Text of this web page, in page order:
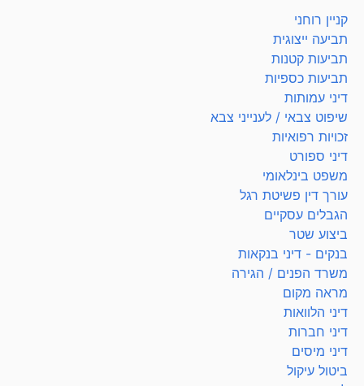
קניין רוחני
תביעה ייצוגית
תביעות קטנות
תביעות כספיות
דיני עמותות
שיפוט צבאי / לענייני צבא
זכויות רפואיות
דיני ספורט
משפט בינלאומי
עורך דין פשיטת רגל
הגבלים עסקיים
ביצוע שטר
בנקים - דיני בנקאות
משרד הפנים / הגירה
מראה מקום
דיני הלוואות
דיני חברות
דיני מיסים
ביטול עיקול